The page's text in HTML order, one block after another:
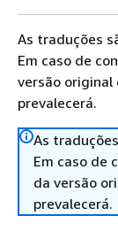
As traduções
Em caso de
versão original
prevalecerá.
As
Em caso de
da versão
prevalecerá.